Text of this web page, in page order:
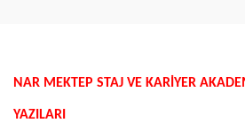
NAR MEKTEP STAJ VE KARİYER
YAZILARI